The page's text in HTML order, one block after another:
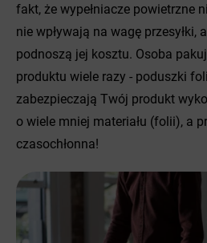
fakt, że wypełniacze powietrzne
nie wpływają na wagę przesyłki,
podnoszą jej kosztu. Osoba
produktu wiele razy - poduszki
zabezpieczają Twój produkt
o wiele mniej materiału (folii), a
czasochłonna!